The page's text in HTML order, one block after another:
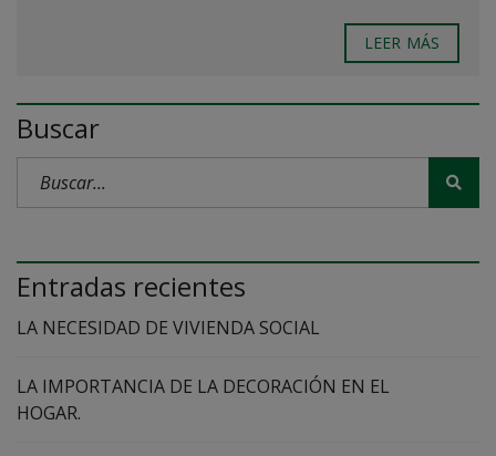
LEER MÁS
Buscar
Entradas recientes
LA NECESIDAD DE VIVIENDA SOCIAL
LA IMPORTANCIA DE LA DECORACIÓN EN EL
HOGAR.